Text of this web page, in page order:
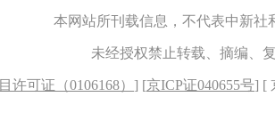
本网站所刊载信息，不代表中新
未经授权禁止转载、摘编、
许可证（0106168） ] [京ICP证040655号] [